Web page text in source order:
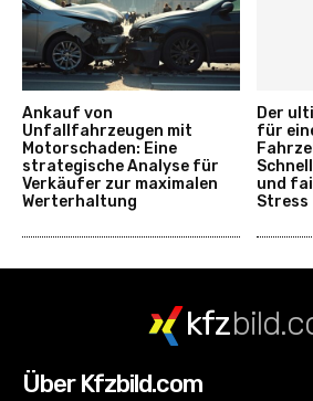
Ankauf von
Unfallfahrzeugen mit
Motorschaden: Eine
strategische Analyse für
Verkäufer zur maximalen
Werterhaltung
Der
für
und
Stress
kfz
Über Kfzbild.com